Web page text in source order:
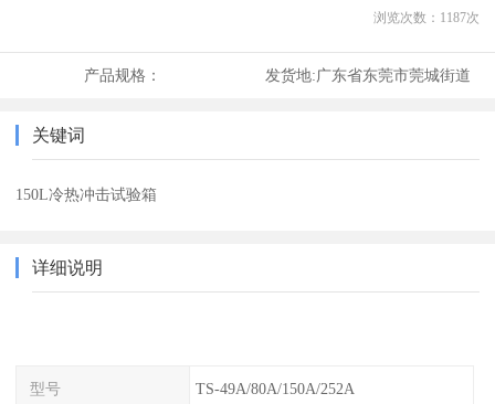
浏览次数： 1187次
产品规格： 发货地:广东省东莞市莞城街道
关键词
150L冷热冲击试验箱
详细说明
型号 TS-49A/80A/150A/252A